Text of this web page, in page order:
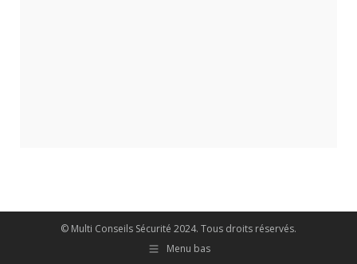
© Multi Conseils Sécurité 2024. Tous droits réservés.
Menu bas